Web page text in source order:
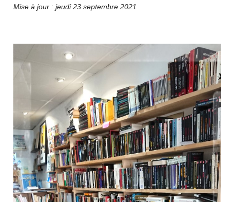
Mise à jour : jeudi 23 septembre 2021